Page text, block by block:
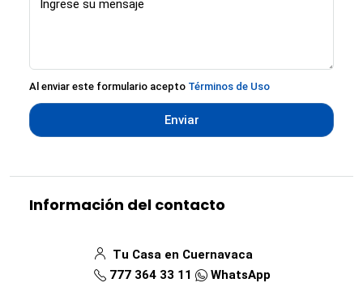
Al enviar este formulario acepto Términos de Uso
Enviar
Información del contacto
Tu Casa en Cuernavaca
777 364 33 11
WhatsApp